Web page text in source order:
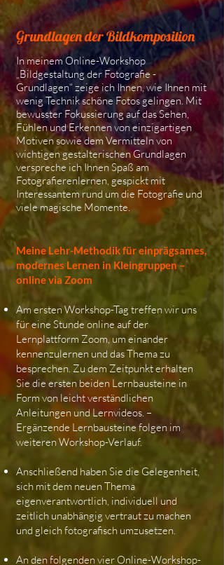
Grundlagen der Bildkomposition
In meinem Online-Workshop
„Bildgestaltung der Fotografie -
Grundlagen“ zeige ich Ihnen, wie Ihnen mit
wenig Technik schöne Fotos gelingen. Mit
bewusster Fokussierung auf das Sehen,
Fühlen und Erkennen von einzigartigen
Motiven sowie dem Vermitteln von
wichtigen gestalterischen Grundlagen
verspreche ich Ihnen Spaß am
Fotografierenlernen, gespickt mit
Interessantem rund um die Fotografie und
viele magische Momente.
​Meine Lehr-Methodik für einprägsames,
modernes Lernen in Kleingruppen–
online via Zoom
Am ersten Workshop-Tag treffen wir uns
für eine Stunde online auf der
Lernplattform Zoom, um einander
kennenzulernen und das Thema zu
besprechen. Zu dem Zeitpunkt erhalten
Sie die ersten beiden Lernbausteine in
Form von leicht verständlichen
Anleitungen und Lernvideos. –
Ergänzende Lernbausteine folgen im
weiteren Workshop-Verlauf.
Anschließend haben Sie die Gelegenheit,
sich mit dem neuen Thema
eigenverantwortlich, individuell und
zeitlich unabhängig vertraut zu machen
und gleich fotografisch umzusetzen.
An den folgenden vier Online-Workshop-